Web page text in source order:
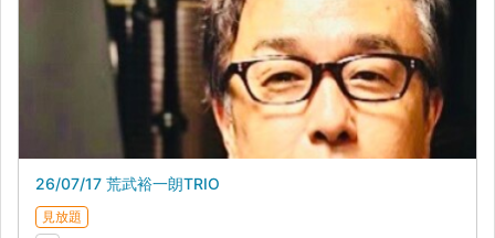
26/07/17 荒武裕一朗TRIO
見放題